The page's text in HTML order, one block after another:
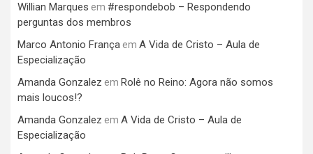
Willian Marques em #respondebob – Respondendo
perguntas dos membros
Marco Antonio França em A Vida de Cristo – Aula de
Especialização
Amanda Gonzalez em Rolê no Reino: Agora não somos
mais loucos!?
Amanda Gonzalez em A Vida de Cristo – Aula de
Especialização